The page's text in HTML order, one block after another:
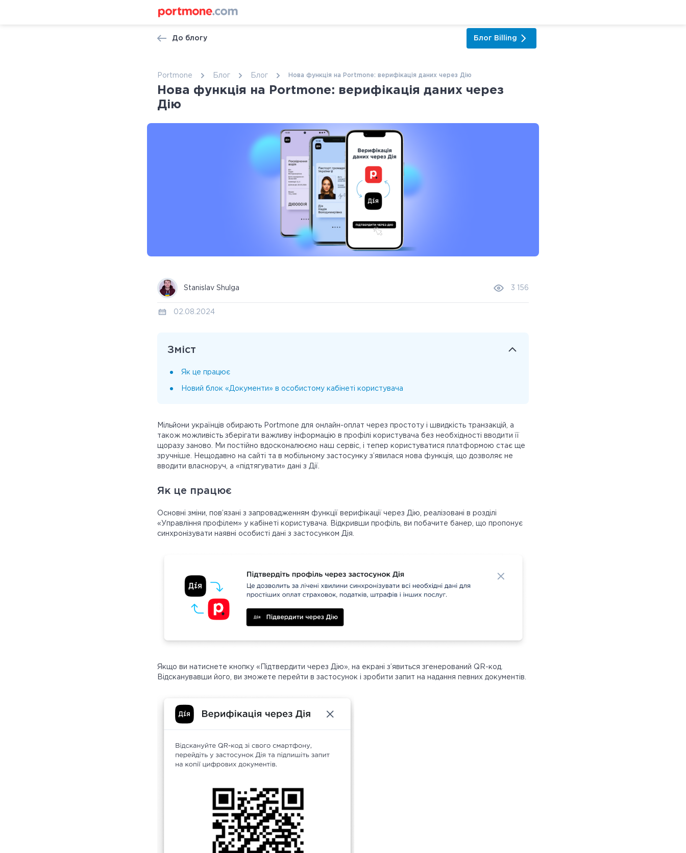
До блогу Блог Billing
Portmone Блог Блог Нова функція на Portmone: верифікація даних через Дію
Нова функція на Portmone: верифікація даних через
Дію
Stanislav Shulga 3 156
02.08.2024
Зміст
Як це працює
Новий блок «Документи» в особистому кабінеті користувача
Мільйони українців обирають Portmone для онлайн-оплат через простоту і швидкість транзакцій, а
також можливість зберігати важливу інформацію в профілі користувача без необхідності вводити її
щоразу заново. Ми постійно вдосконалюємо наш сервіс, і тепер користуватися платформою стає ще
зручніше. Нещодавно на сайті та в мобільному застосунку з’явилася нова функція, що дозволяє не
вводити власноруч, а «підтягувати» дані з Дії.
Як це працює
Основні зміни, пов’язані з запровадженням функції верифікації через Дію, реалізовані в розділі
«Управління профілем» у кабінеті користувача. Відкривши профіль, ви побачите банер, що пропонує
синхронізувати наявні особисті дані з застосунком Дія.
Якщо ви натиснете кнопку «Підтвердити через Дію», на екрані з’явиться згенерований QR-код.
Відсканувавши його, ви зможете перейти в застосунок і зробити запит на надання певних документів.